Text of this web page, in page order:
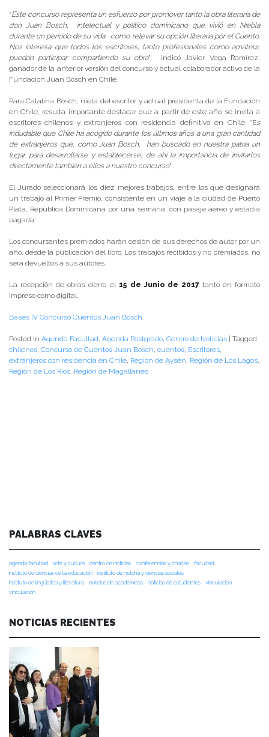
“Este concurso representa un esfuerzo por promover tanto la obra literaria de
don Juan Bosch, intelectual y político dominicano que vivió en Niebla
durante un período de su vida, como relevar su opción literaria por el Cuento.
Nos interesa que todos los escritores, tanto profesionales como amateur,
puedan participar compartiendo su obra”, indicó Javier Vega Ramírez,
ganador de la anterior versión del concurso y actual colaborador activo de la
Fundación Juan Bosch en Chile.
Para Catalina Bosch, nieta del escritor y actual presidenta de la Fundación
en Chile, resulta importante destacar que a partir de este año se invita a
escritores chilenos y extranjeros con residencia definitiva en Chile. “Es
indudable que Chile ha acogido durante los últimos años a una gran cantidad
de extranjeros que, como Juan Bosch, han buscado en nuestra patria un
lugar para desarrollarse y establecerse, de ahí la importancia de invitarlos
directamente también a ellos a nuestro concurso”.
El Jurado seleccionará los diez mejores trabajos, entre los que designará
un trabajo al Primer Premio, consistente en un viaje a la ciudad de Puerto
Plata, República Dominicana por una semana, con pasaje aéreo y estadía
pagada.
Los concursantes premiados harán cesión de sus derechos de autor por un
año, desde la publicación del libro. Los trabajos recibidos y no premiados, no
será devueltos a sus autores.
La recepción de obras cierra el 15 de Junio de 2017tanto en formato
impreso como digital.
Bases IV Concurso Cuentos Juan Bosch
Posted in Agenda Facultad, Agenda Postgrado, Centro de Noticias
Tagged
chilenos, Concurso de Cuentos Juan Bosch, cuentos, Escritores,
extranjeros con residencia en Chile, Region de Aysén, Región de Los Lagos,
Región de Los Ríos, Región de Magallanes
PALABRAS CLAVES
agenda facultad arte y cultura centro de noticias conferencias y charlas
facultad
instituto de ciencias de la educación
instituto de historia y ciencias sociales
instituto de lingüística y literatura
noticias de académicos noticias de estudiantes
vinculacion
vinculación
NOTICIAS RECIENTES